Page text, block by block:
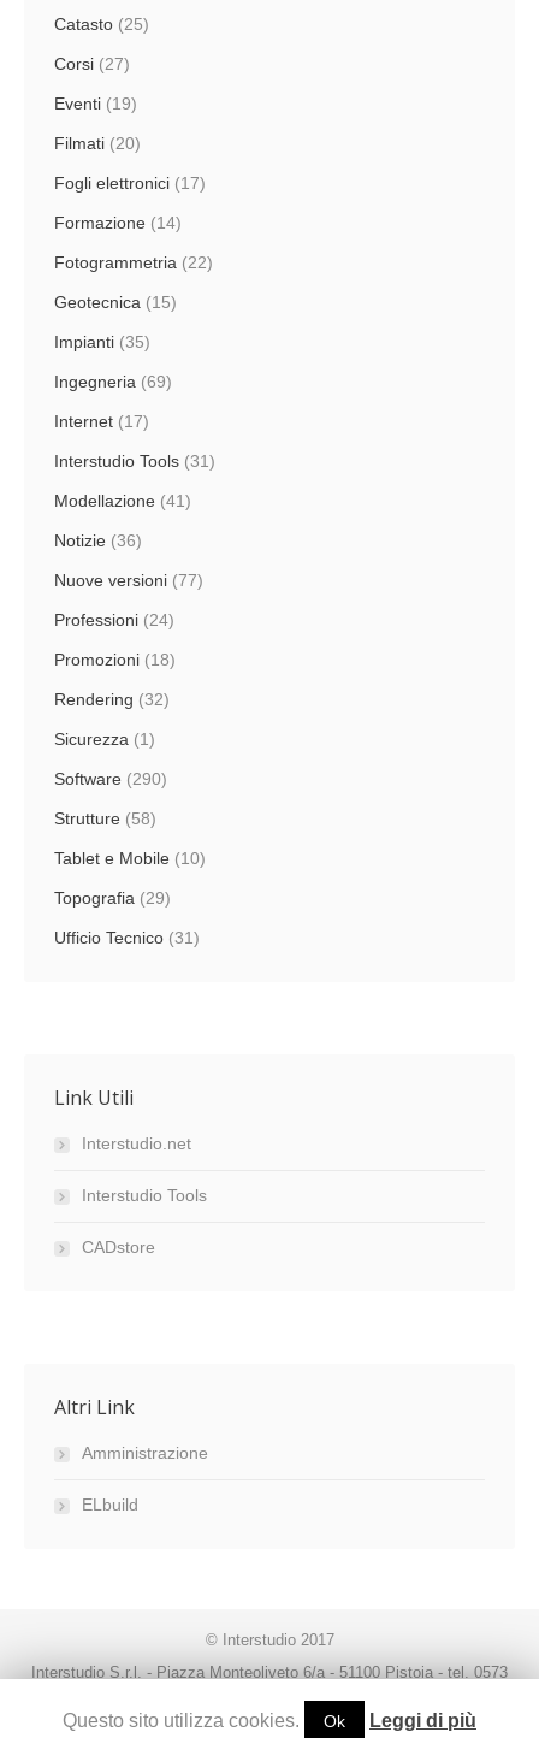
Catasto (25)
Corsi (27)
Eventi (19)
Filmati (20)
Fogli elettronici (17)
Formazione (14)
Fotogrammetria (22)
Geotecnica (15)
Impianti (35)
Ingegneria (69)
Internet (17)
Interstudio Tools (31)
Modellazione (41)
Notizie (36)
Nuove versioni (77)
Professioni (24)
Promozioni (18)
Rendering (32)
Sicurezza (1)
Software (290)
Strutture (58)
Tablet e Mobile (10)
Topografia (29)
Ufficio Tecnico (31)
Link Utili
Interstudio.net
Interstudio Tools
CADstore
Altri Link
Amministrazione
ELbuild
© Interstudio 2017
Interstudio S.r.l. - Piazza Monteoliveto 6/a - 51100 Pistoia - tel. 0573
99291 - fax. 0573 992930 - P.IVA 00470080474 -
interstudio@interstudio.net
Questo sito utilizza cookies. Ok Leggi di più